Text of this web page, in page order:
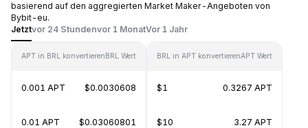
basierend auf den aggregierten Market Maker-Angeboten von
Bybit-eu.
Jetztvor 24 Stundenvor 1 MonatVor 1 Jahr
APT in BRL konvertierenBRL Wert
0.001 APT $0.0030608
0.01 APT $0.03060801
BRL in APT konvertierenAPT Wert
$1 0.3267 APT
$10 3.27 APT